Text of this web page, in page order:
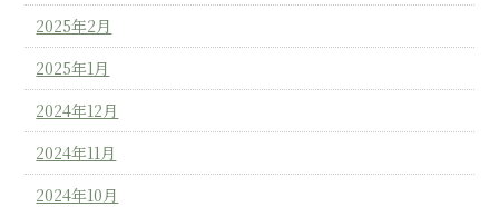
2025年2月
2025年1月
2024年12月
2024年11月
2024年10月